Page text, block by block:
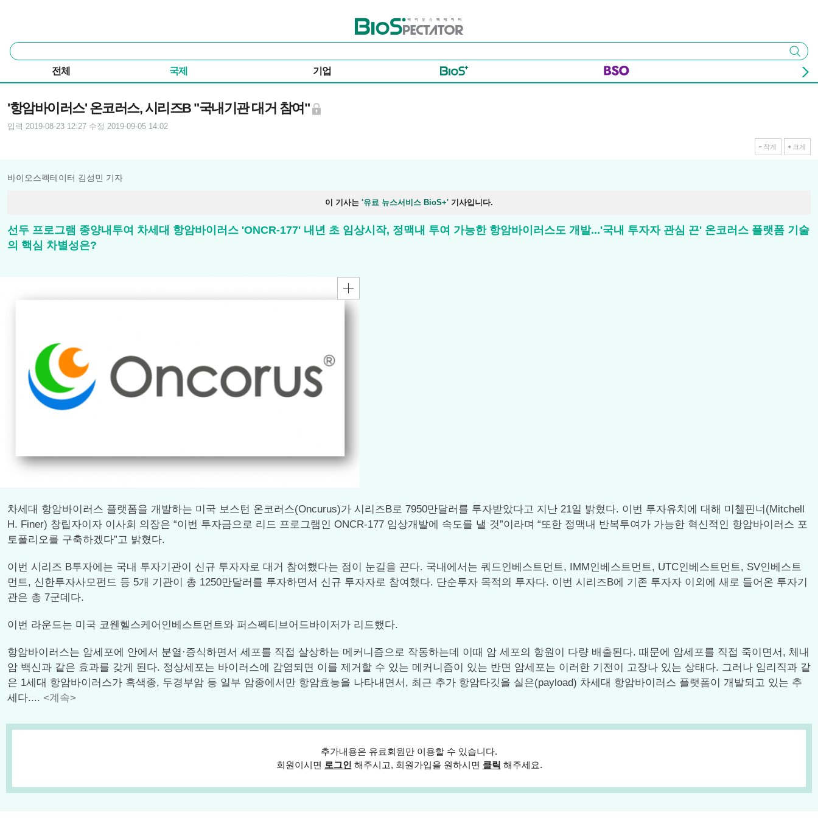
바이오스펙테이터
통
합
색
검색
전체 국제 기업
'항암바이러스' 온코러스, 시리즈B "국내기관 대거 참여"
입력 2019-08-23 12:27 수정 2019-09-05 14:02
작게 크게
바이오스펙테이터 김성민 기자
이 기사는 '유료 뉴스서비스 BioS+' 기사입니다.
선두 프로그램 종양내투여 차세대 항암바이러스 'ONCR-177' 내년 초 임상시작, 정맥내 투여 가능한 항암바이러스도 개발...'국내 투자자 관심 끈' 온코러스 플랫폼 기술
의 핵심 차별성은?
차세대 항암바이러스 플랫폼을 개발하는 미국 보스턴 온코러스(Oncurus)가 시리즈B로 7950만달러를 투자받았다고 지난 21일 밝혔다. 이번 투자유치에 대해 미첼핀너(Mitchell
H. Finer) 창립자이자 이사회 의장은 “이번 투자금으로 리드 프로그램인 ONCR-177 임상개발에 속도를 낼 것”이라며 “또한 정맥내 반복투여가 가능한 혁신적인 항암바이러스 포
토폴리오를 구축하겠다”고 밝혔다.
이번 시리즈 B투자에는 국내 투자기관이 신규 투자자로 대거 참여했다는 점이 눈길을 끈다. 국내에서는 쿼드인베스트먼트, IMM인베스트먼트, UTC인베스트먼트, SV인베스트
먼트, 신한투자사모펀드 등 5개 기관이 총 1250만달러를 투자하면서 신규 투자자로 참여했다. 단순투자 목적의 투자다. 이번 시리즈B에 기존 투자자 이외에 새로 들어온 투자기
관은 총 7군데다.
이번 라운드는 미국 코웬헬스케어인베스트먼트와 퍼스펙티브어드바이저가 리드했다.
항암바이러스는 암세포에 안에서 분열·증식하면서 세포를 직접 살상하는 메커니즘으로 작동하는데 이때 암 세포의 항원이 다량 배출된다. 때문에 암세포를 직접 죽이면서, 체내
암 백신과 같은 효과를 갖게 된다. 정상세포는 바이러스에 감염되면 이를 제거할 수 있는 메커니즘이 있는 반면 암세포는 이러한 기전이 고장나 있는 상태다. 그러나 임리직과 같
은 1세대 항암바이러스가 흑색종, 두경부암 등 일부 암종에서만 항암효능을 나타내면서, 최근 추가 항암타깃을 실은(payload) 차세대 항암바이러스 플랫폼이 개발되고 있는 추
세다.... <계속>
추가내용은 유료회원만 이용할 수 있습니다.
회원이시면 로그인 해주시고, 회원가입을 원하시면 클릭 해주세요.